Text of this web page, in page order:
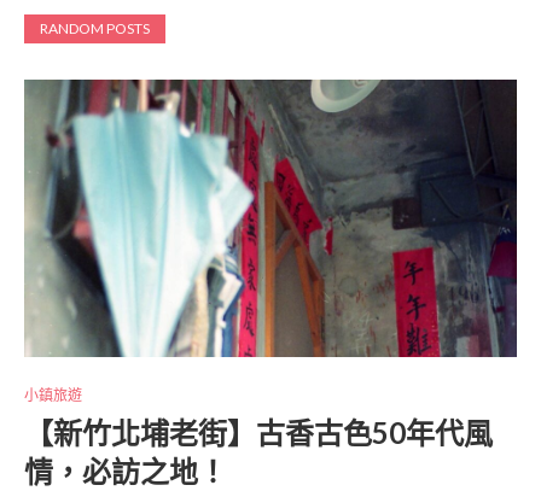
RANDOM POSTS
小鎮旅遊
【新竹北埔老街】古香古色50年代風
情，必訪之地！